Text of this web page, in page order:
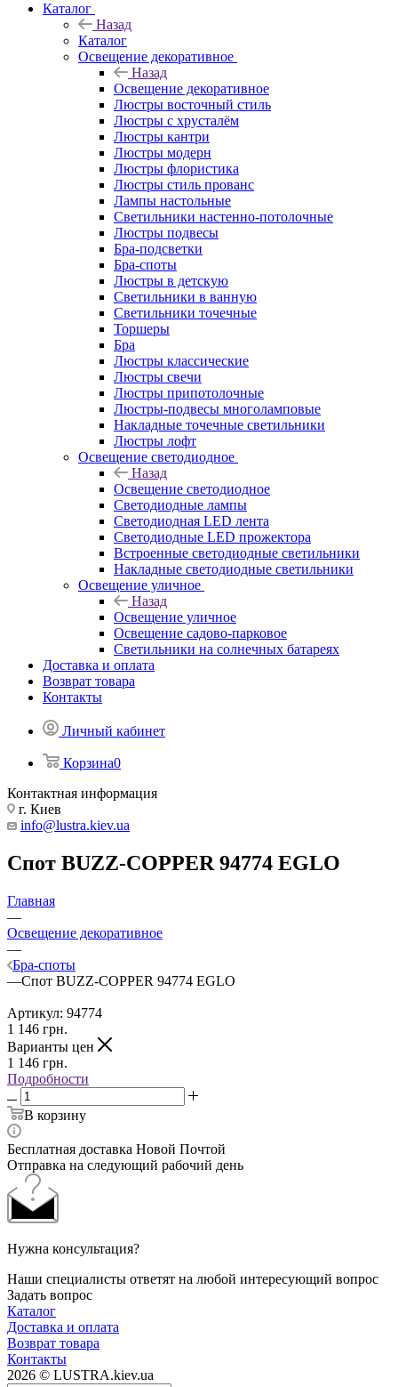
Каталог
Назад
Каталог
Освещение декоративное
Назад
Освещение декоративное
Люстры восточный стиль
Люстры с хрусталём
Люстры кантри
Люстры модерн
Люстры флористика
Люстры стиль прованс
Лампы настольные
Светильники настенно-потолочные
Люстры подвесы
Бра-подсветки
Бра-споты
Люстры в детскую
Светильники в ванную
Светильники точечные
Торшеры
Бра
Люстры классические
Люстры свечи
Люстры припотолочные
Люстры-подвесы многоламповые
Накладные точечные светильники
Люстры лофт
Освещение светодиодное
Назад
Освещение светодиодное
Светодиодные лампы
Светодиодная LED лента
Светодиодные LED прожектора
Встроенные светодиодные светильники
Накладные светодиодные светильники
Освещение уличное
Назад
Освещение уличное
Освещение садово-парковое
Светильники на солнечных батареях
Доставка и оплата
Возврат товара
Контакты
Личный кабинет
Корзина0
Контактная информация
г. Киев
info@lustra.kiev.ua
Спот BUZZ-COPPER 94774 EGLO
Главная
—
Освещение декоративное
—
Бра-споты
—Спот BUZZ-COPPER 94774 EGLO
Артикул: 94774
1 146 грн.
Варианты цен
1 146 грн.
Подробности
В корзину
Бесплатная доставка Новой Почтой
Отправка на следующий рабочий день
Нужна консультация?
Наши специалисты ответят на любой интересующий вопрос
Задать вопрос
Каталог
Доставка и оплата
Возврат товара
Контакты
2026 © LUSTRA.kiev.ua